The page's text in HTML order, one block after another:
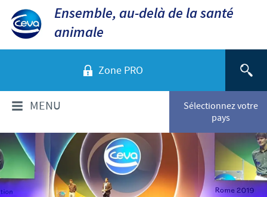
Ensemble, au-delà de la santé
animale
Zone PRO
Sélectionnez votre
pays
MENU
QUI SOMMES-NOUS?
Aperçu de la société
PRODUITS